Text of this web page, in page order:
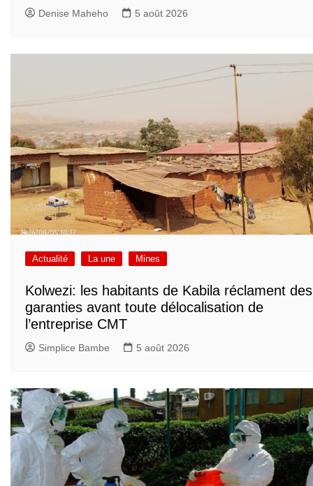
Denise Maheho 5 août 2026
Actualité La une Mines
Kolwezi: les habitants de Kabila réclament des
garanties avant toute délocalisation de
l’entreprise CMT
Simplice Bambe 5 août 2026